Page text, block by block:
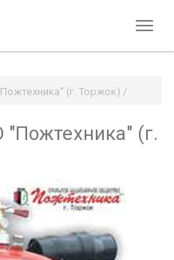
(г. Торжок) /
(г.